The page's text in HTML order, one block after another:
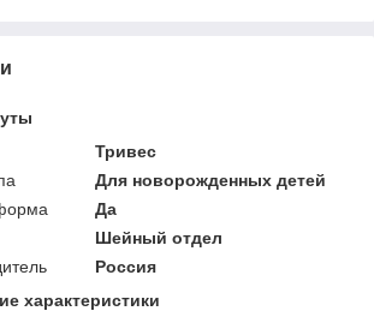
Тривес
Для новорожденных детей
Да
Шейный отдел
Россия
характеристики